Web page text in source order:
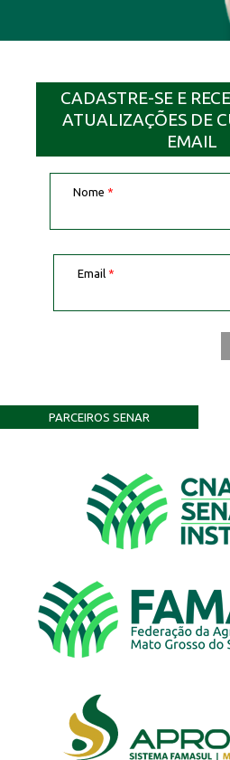
CADASTRE-SE E
ATUALIZAÇÕES DE
EMAIL
Nome *
Email *
PARCEIROS SENAR